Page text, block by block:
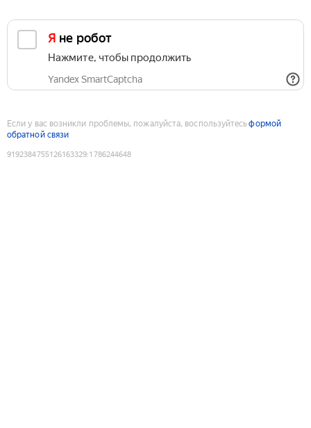
Я не робот
Нажмите, чтобы продолжить
Yandex SmartCaptcha
Если у вас возникли проблемы, пожалуйста, воспользуйтесьформой
обратной связи
9192384755126163329:1786244648